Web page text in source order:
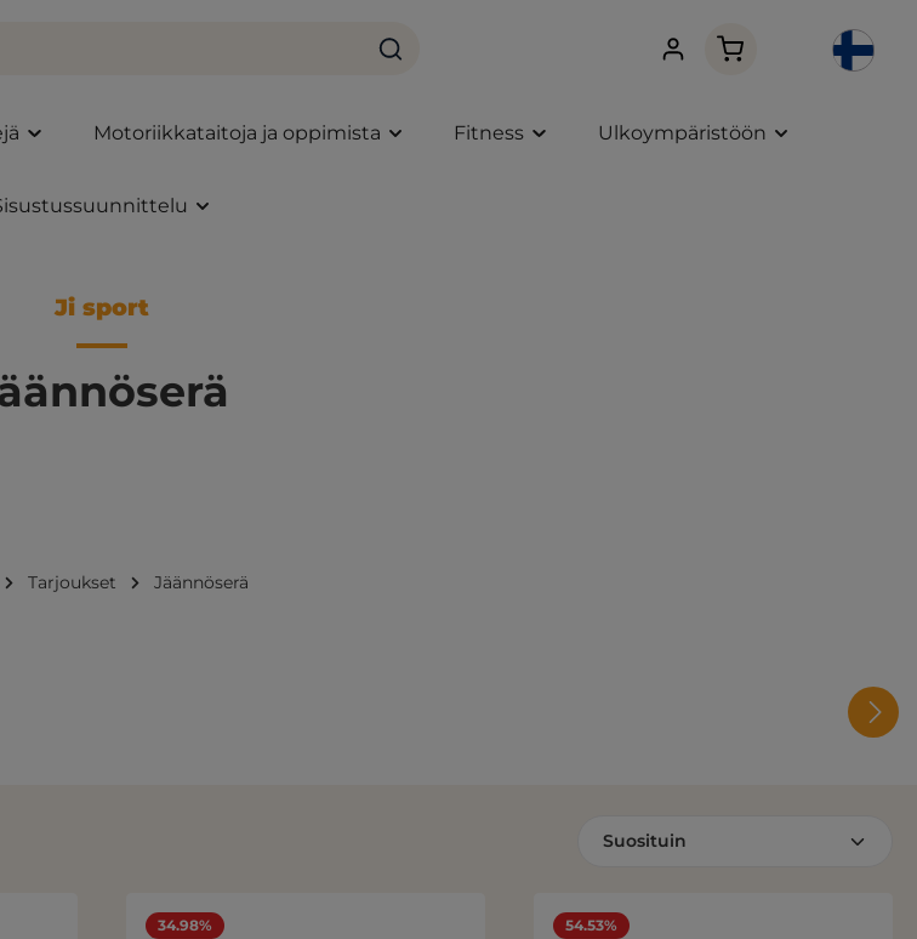
Ostoskori sisältää
Motoriikkataitoja ja oppimista Fitness Ulkoympäristöön
Ji sport
Tarjoukset Jäännöserä
34.98% 54.53%